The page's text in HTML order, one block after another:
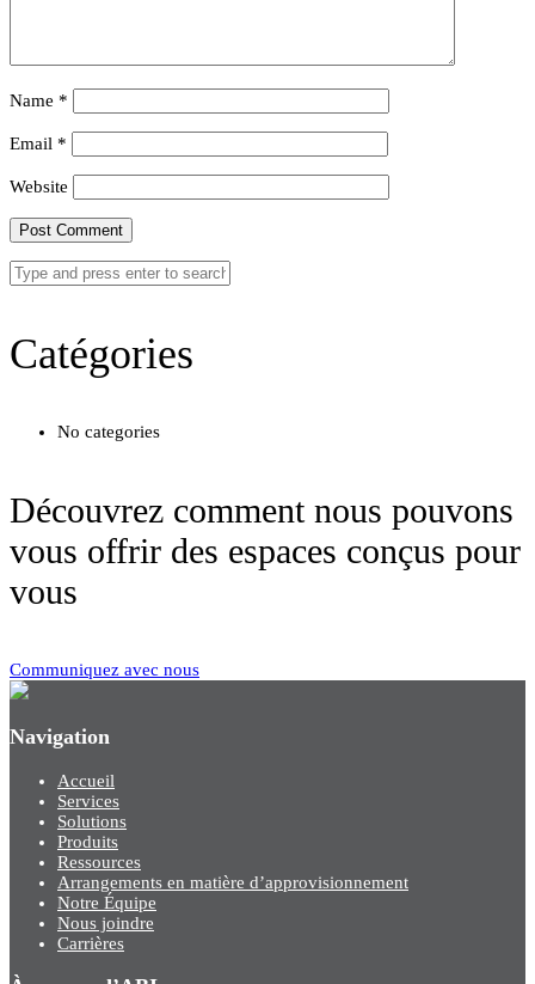
Name *
Email *
Website
Catégories
No categories
Découvrez comment nous pouvons
vous offrir des espaces conçus pour
vous
Communiquez avec nous
Navigation
Accueil
Services
Solutions
Produits
Ressources
Arrangements en matière d’approvisionnement
Notre Équipe
Nous joindre
Carrières